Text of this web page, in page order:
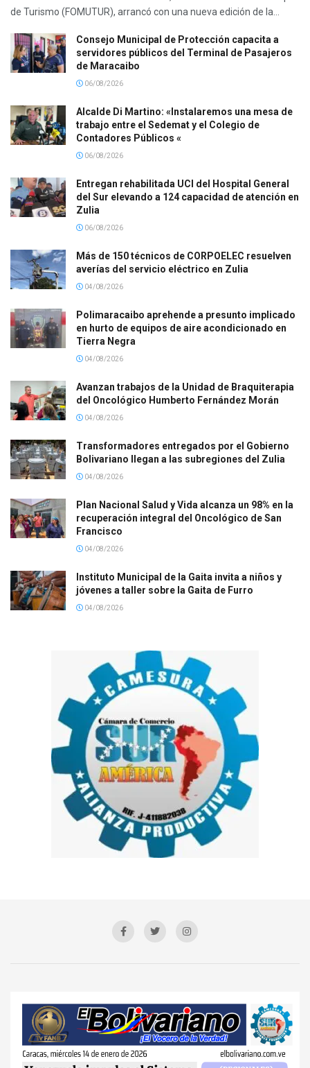
de Turismo (FOMUTUR), arrancó con una nueva edición de la...
Consejo Municipal de Protección capacita a
servidores públicos del Terminal de Pasajeros
de Maracaibo
06/08/2026
Alcalde Di Martino: «Instalaremos una mesa de
trabajo entre el Sedemat y el Colegio de
Contadores Públicos «
06/08/2026
Entregan rehabilitada UCI del Hospital General
del Sur elevando a 124 capacidad de atención en
Zulia
06/08/2026
Más de 150 técnicos de CORPOELEC resuelven
averías del servicio eléctrico en Zulia
04/08/2026
Polimaracaibo aprehende a presunto implicado
en hurto de equipos de aire acondicionado en
Tierra Negra
04/08/2026
Avanzan trabajos de la Unidad de Braquiterapia
del Oncológico Humberto Fernández Morán
04/08/2026
Transformadores entregados por el Gobierno
Bolivariano llegan a las subregiones del Zulia
04/08/2026
Plan Nacional Salud y Vida alcanza un 98% en la
recuperación integral del Oncológico de San
Francisco
04/08/2026
Instituto Municipal de la Gaita invita a niños y
jóvenes a taller sobre la Gaita de Furro
04/08/2026